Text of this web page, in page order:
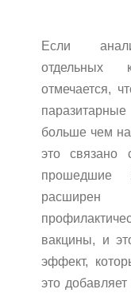
Если
отдельных
отмечается,
больше чем
это связано
прошедшие
расширен
вакцины, и
эффект,
это